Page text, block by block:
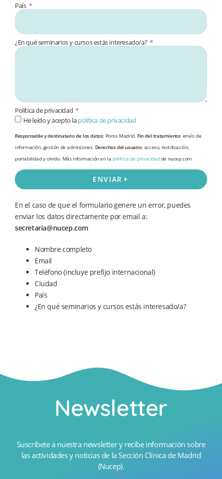
País
¿En qué seminarios y cursos estás interesado/a?
Política de privacidad
He leído y acepto lapolítica de privacidad
Responsable y destinatario de los datos: Poros Madrid. Fin del tratamiento: envío de
información, gestión de admisiones. Derechos del usuario: acceso, rectificación,
portabilidad y olvido. Más información en lapolítica de privacidadde nucep.com
ENVIAR
En el caso de que el formulario genere un error, puedes
enviar los datos directamente por email a:
secretaria@nucep.com
Nombre completo
Email
Teléfono (incluye prefijo internacional)
Ciudad
País
¿En qué seminarios y cursos estás interesado/a?
Newsletter
Suscríbete a nuestra newsletter y recibe información sobre
las actividades y noticias de la Sección Clínica de Madrid
(Nucep).